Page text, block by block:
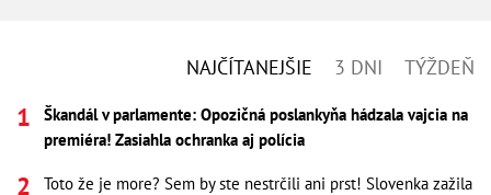
NAJČÍTANEJŠIE 3 DNI TÝŽDEŇ
Škandál v parlamente: Opozičná poslankyňa hádzala vajcia na
premiéra! Zasiahla ochranka aj polícia
Toto že je more? Sem by ste nestrčili ani prst! Slovenka zažila